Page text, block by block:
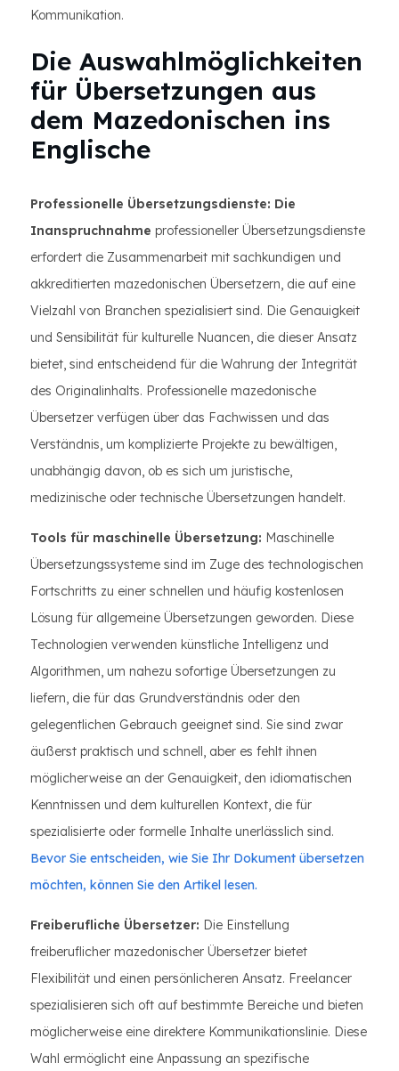
Kommunikation.
Die Auswahlmöglichkeiten
für Übersetzungen aus
dem Mazedonischen ins
Englische
Professionelle Übersetzungsdienste: Die
Inanspruchnahme professioneller Übersetzungsdienste
erfordert die Zusammenarbeit mit sachkundigen und
akkreditierten mazedonischen Übersetzern, die auf eine
Vielzahl von Branchen spezialisiert sind. Die Genauigkeit
und Sensibilität für kulturelle Nuancen, die dieser Ansatz
bietet, sind entscheidend für die Wahrung der Integrität
des Originalinhalts. Professionelle mazedonische
Übersetzer verfügen über das Fachwissen und das
Verständnis, um komplizierte Projekte zu bewältigen,
unabhängig davon, ob es sich um juristische,
medizinische oder technische Übersetzungen handelt.
Tools für maschinelle Übersetzung: Maschinelle
Übersetzungssysteme sind im Zuge des technologischen
Fortschritts zu einer schnellen und häufig kostenlosen
Lösung für allgemeine Übersetzungen geworden. Diese
Technologien verwenden künstliche Intelligenz und
Algorithmen, um nahezu sofortige Übersetzungen zu
liefern, die für das Grundverständnis oder den
gelegentlichen Gebrauch geeignet sind. Sie sind zwar
äußerst praktisch und schnell, aber es fehlt ihnen
möglicherweise an der Genauigkeit, den idiomatischen
Kenntnissen und dem kulturellen Kontext, die für
spezialisierte oder formelle Inhalte unerlässlich sind.
Bevor Sie entscheiden, wie Sie Ihr Dokument übersetzen
möchten, können Sie den Artikel lesen.
Freiberufliche Übersetzer: Die Einstellung
freiberuflicher mazedonischer Übersetzer bietet
Flexibilität und einen persönlicheren Ansatz. Freelancer
spezialisieren sich oft auf bestimmte Bereiche und bieten
möglicherweise eine direktere Kommunikationslinie. Diese
Wahl ermöglicht eine Anpassung an spezifische